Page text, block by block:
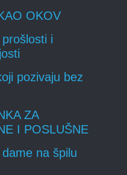
OKOV
i
pozivaju bez
ZA
I POSLUŠNE
na špilu